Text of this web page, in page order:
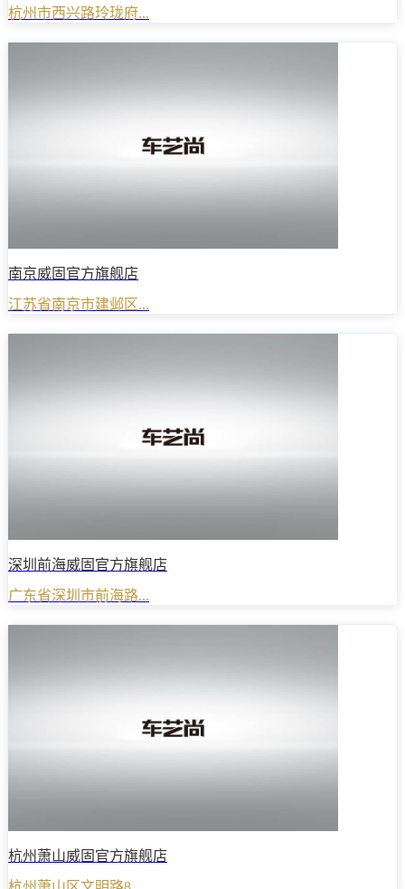
杭州市西兴路玲珑府...
南京威固官方旗舰店
江苏省南京市建邺区...
深圳前海威固官方旗舰店
广东省深圳市前海路...
杭州萧山威固官方旗舰店